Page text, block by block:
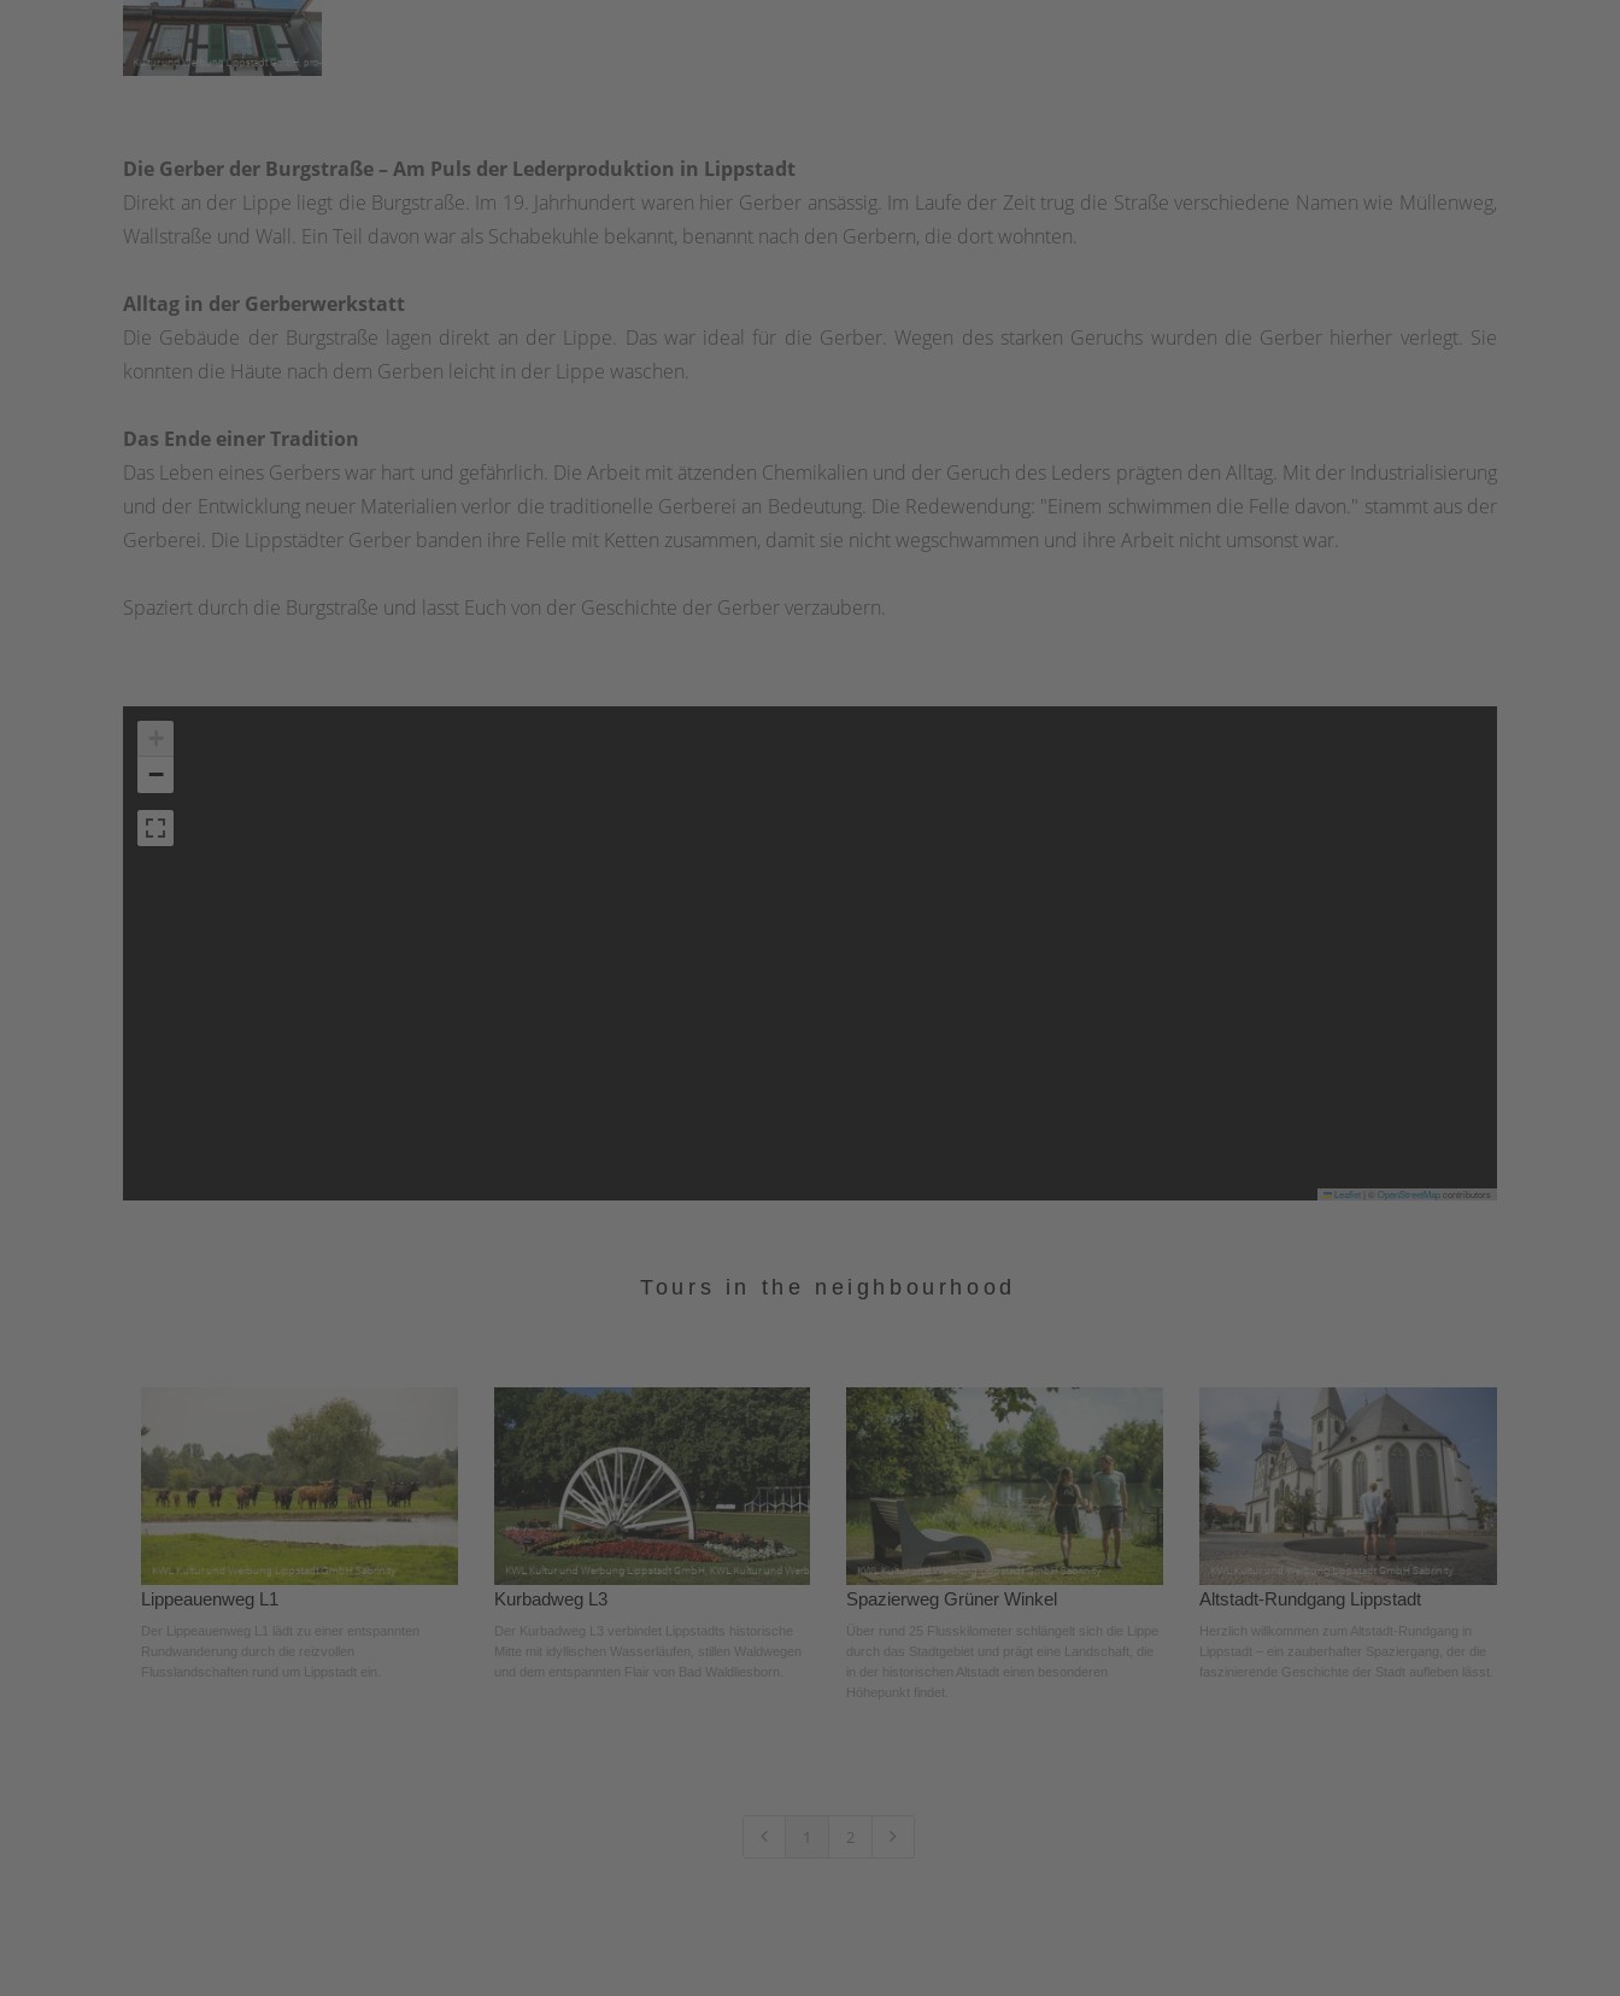
Die Gerber der Burgstraße – Am Puls der Lederproduktion in Lippstadt
Direkt an der Lippe liegt die Burgstraße. Im 19. Jahrhundert waren hier Gerber ansässig. Im Laufe der Zeit trug die Straße verschiedene Namen wie Müllenweg,
Wallstraße und Wall. Ein Teil davon war als Schabekuhle bekannt, benannt nach den Gerbern, die dort wohnten.
Alltag in der Gerberwerkstatt
Die Gebäude der Burgstraße lagen direkt an der Lippe. Das war ideal für die Gerber. Wegen des starken Geruchs wurden die Gerber hierher verlegt. Sie
konnten die Häute nach dem Gerben leicht in der Lippe waschen.
Das Ende einer Tradition
Das Leben eines Gerbers war hart und gefährlich. Die Arbeit mit ätzenden Chemikalien und der Geruch des Leders prägten den Alltag. Mit der Industrialisierung
und der Entwicklung neuer Materialien verlor die traditionelle Gerberei an Bedeutung. Die Redewendung: "Einem schwimmen die Felle davon." stammt aus der
Gerberei. Die Lippstädter Gerber banden ihre Felle mit Ketten zusammen, damit sie nicht wegschwammen und ihre Arbeit nicht umsonst war.
Spaziert durch die Burgstraße und lasst Euch von der Geschichte der Gerber verzaubern.
−
Leaflet OpenStreetMapcontributors
Tours in the neighbourhood
Lippeauenweg L1
Der Lippeauenweg L1 lädt zu einer entspannten
Rundwanderung durch die reizvollen
Flusslandschaften rund um Lippstadt ein.
Kurbadweg L3
Der Kurbadweg L3 verbindet Lippstadts historische
Mitte mit idyllischen Wasserläufen, stillen Waldwegen
und dem entspannten Flair von Bad Waldliesborn.
Spazierweg Grüner Winkel
Über rund 25 Flusskilometer schlängelt sich die Lippe
durch das Stadtgebiet und prägt eine Landschaft, die
in der historischen Altstadt einen besonderen
Höhepunkt findet.
Altstadt-Rundgang Lippstadt
Herzlich willkommen zum Altstadt-Rundgang in
Lippstadt – ein zauberhafter Spaziergang, der die
faszinierende Geschichte der Stadt aufleben lässt.
1 2